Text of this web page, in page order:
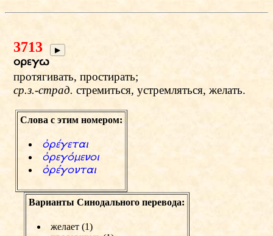
3713 ▶
oregv
протягивать, простирать;
ср.з.-страд. стремиться, устремляться, желать.
Слова с этим номером:
фrЎgetai
фregсmenoi
фrЎgontai
Варианты Синодального перевода:
желает (1)